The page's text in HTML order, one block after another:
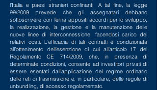
l’Italia e paesi stranieri confinanti. A tal fine, la legge
99/2009 prevede che gli assegnatari debbano
sottoscrivere con Terna appositi accordi per lo sviluppo,
la realizzazione, la gestione e la manutenzione delle
nuove linee di interconnessione, facendosi carico dei
relativi costi. L’efficacia di tali contratti è condizionata
all’ottenimento dell’esenzione di cui all’articolo 17 del
Regolamento CE 714/2009, che, in presenza di
determinate condizioni, consente ad investitori privati di
essere esentati dall’applicazione del regime ordinario
delle reti di trasmissione e, in particolare, delle regole di
unbundling, di accesso regolamentato.